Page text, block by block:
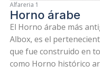
Alfareria 1
Horno árabe
El Horno árabe más
Albox, es el
que fue construido en
como Horno histórico